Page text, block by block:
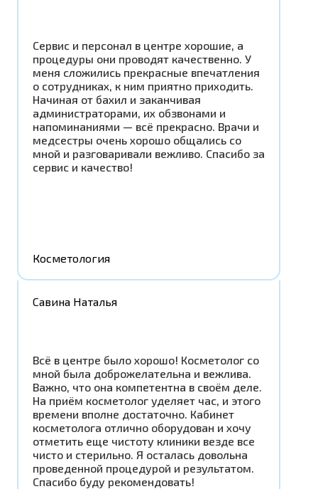
Сервис и персонал в центре хорошие, а
процедуры они проводят качественно. У
меня сложились прекрасные впечатления
о сотрудниках, к ним приятно приходить.
Начиная от бахил и заканчивая
администраторами, их обзвонами и
напоминаниями — всё прекрасно. Врачи и
медсестры очень хорошо общались со
мной и разговаривали вежливо. Спасибо за
сервис и качество!
Косметология
Савина Наталья
Всё в центре было хорошо! Косметолог со
мной была доброжелательна и вежлива.
Важно, что она компетентна в своём деле.
На приём косметолог уделяет час, и этого
времени вполне достаточно. Кабинет
косметолога отлично оборудован и хочу
отметить еще чистоту клиники везде все
чисто и стерильно. Я осталась довольна
проведенной процедурой и результатом.
Спасибо буду рекомендовать!